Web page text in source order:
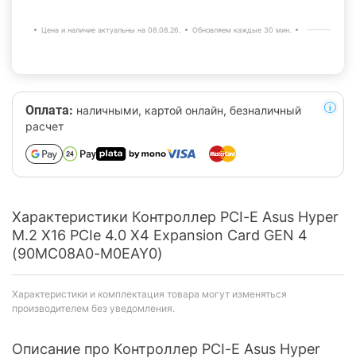
Цена и наличие актуальны на 08.08.26. Обновляем каждые 30 мин.
Оплата: наличными, картой онлайн, безналичный
расчет
Характеристики Контроллер PCI-E Asus Hyper
M.2 X16 PCIe 4.0 X4 Expansion Card GEN 4
(90MC08A0-M0EAY0)
Характеристики и комплектация товара могут изменяться
производителем без уведомления.
Описание про Контроллер PCI-E Asus Hyper